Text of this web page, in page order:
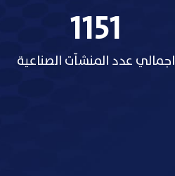
1318
اجمالي عدد المنشآت الصناعية